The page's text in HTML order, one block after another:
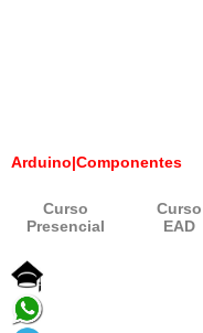
Arduino|Componentes
Curso
Presencial
Curso
EAD